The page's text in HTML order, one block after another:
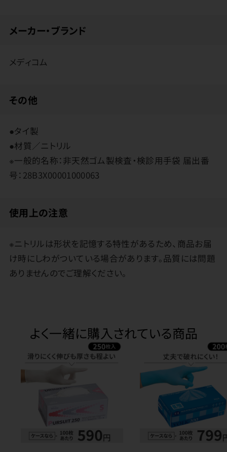
メーカー・ブランド
メディコム
その他
●タイ製
●材質／ニトリル
※一般的名称：非天然ゴム製検査・検診用手袋 届出番
号：28B3X00001000063
使用上の注意
※ニトリルは形状を記憶する特性があるため、商品お届
け時にしわがついている場合があります。品質には問題
ありませんのでご理解ください。
よく一緒に購入されている商品